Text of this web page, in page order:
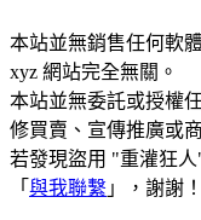
本站並無銷售任何軟
xyz 網站完全無關。
本站並無委託或授權
修買賣、宣傳推廣或
若發現盜用 "重灌狂
「 與我聯繫 」，謝謝！